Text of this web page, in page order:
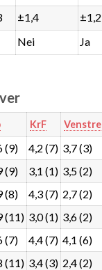
±1,4 ±1,2
Nei Ja
KrF Venstre
(9) 4,2 (7) 3,7 (3)
(9) 3,1 (1) 3,5 (2)
(8) 4,3 (7) 2,7 (2)
(11) 3,0 (1) 3,6 (2)
(7) 4,4 (7) 4,1 (6)
(11) 3,4 (3) 2,4 (2)